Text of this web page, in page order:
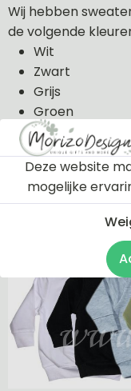
Wij hebben
de volgende
Wit
Zwart
Grijs
Groen
Licht roze
Donker blauw
De sweaters
voorraad leveren:
De sweaters zijn
Deze website
mogelijke